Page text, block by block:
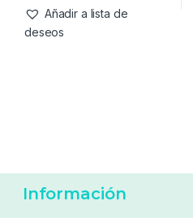
Añadir a lista de
deseos
Información